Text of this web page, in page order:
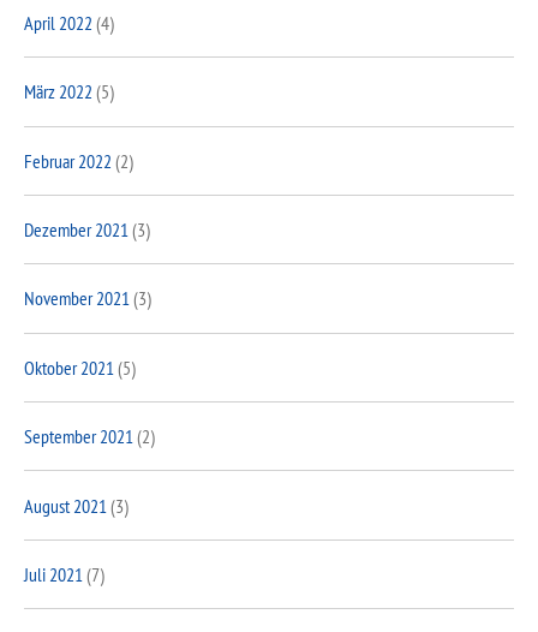
April 2022 (4)
März 2022 (5)
Februar 2022 (2)
Dezember 2021(3)
November 2021(3)
Oktober 2021 (5)
September 2021(2)
August 2021 (3)
Juli 2021 (7)